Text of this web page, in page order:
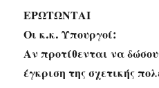
ΕΡΩΤΩΝΤΑΙ
Οι κ.κ. Υπουργοί:
Αν προτίθενται να
έγκριση της σχετικής